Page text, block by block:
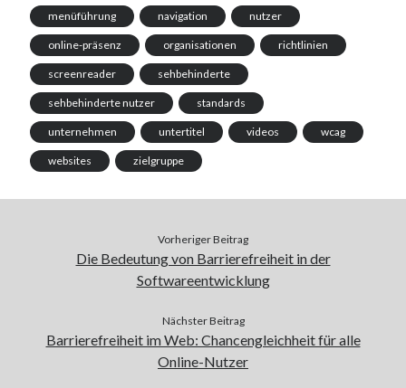
menüführung navigation nutzer
online-präsenz organisationen richtlinien
screenreader sehbehinderte
sehbehinderte nutzer standards
unternehmen untertitel videos wcag
websites zielgruppe
Vorheriger Beitrag
Die Bedeutung von Barrierefreiheit in der
Softwareentwicklung
Nächster Beitrag
Barrierefreiheit im Web: Chancengleichheit für alle
Online-Nutzer